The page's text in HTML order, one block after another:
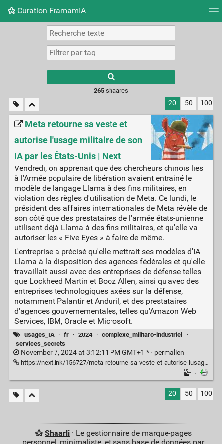
Curation FramamIA
Nuage de tags Mur d'images
265shaares
20 50 100
Meta retourne sa veste et
autorise l'usage militaire de son
IA par les États-Unis | Next
Vendredi, on apprenait que des chercheurs chinois liés
à l'Armée populaire de libération avaient entrainé le
modèle de langage Llama à des fins militaires, en
violation des règles d'utilisation de Meta. Ce lundi, le
président des affaires internationales de Meta révèle de
son côté que des prestataires de l'armée états-unienne
utilisent déjà Llama à des fins militaires, et qu'elle va
autoriser les « Five Eyes » à faire de même.
L'entreprise a précisé qu'elle mettrait ses modèles d'IA
Llama à la disposition des agences fédérales et qu'elle
travaillait aussi avec des entreprises de défense telles
que Lockheed Martin et Booz Allen, ainsi qu'avec des
entreprises technologiques axées sur la défense,
notamment Palantir et Anduril, et des prestataires
d'agences gouvernementales, telles qu'Amazon Web
Services, IBM, Oracle et Microsoft.
usages_IA · fr · 2024 · complexe_militaro-industriel
·
services_secrets
November 7, 2024 at 3:12:11 PM GMT+1 * · permalien
https://next.ink/156727/meta-retourne-sa-veste-et-autorise-lusage-militaire-de-son-ia-par-les-etats-unis/
·
20 50 100
Shaarli· Le gestionnaire de marque-pages
personnel, minimaliste, et sans base de données par